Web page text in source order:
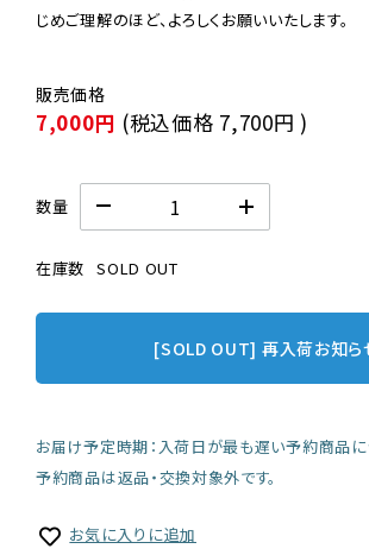
じめご理解のほど、よろしくお願いいたします。
7,000円 (税込価格 7,700円 )
数量
在庫数 SOLD OUT
[SOLD OUT] 再入荷お知ら
お届け予定時期：入荷日が最も遅い予約商品
予約商品は返品・交換対象外です。
お気に入りに追加